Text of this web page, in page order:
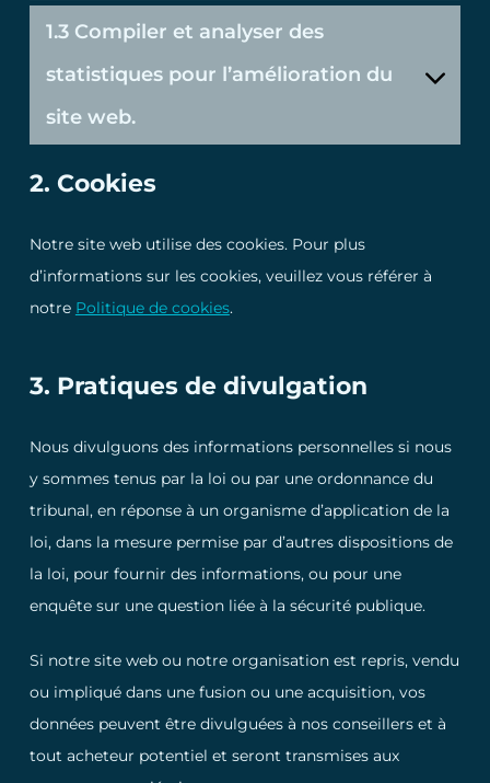
1.3 Compiler et analyser des
statistiques pour l’amélioration du
site web.
2. Cookies
Notre site web utilise des cookies. Pour plus
d’informations sur les cookies, veuillez vous référer à
notre Politique de cookies.
3. Pratiques de divulgation
Nous divulguons des informations personnelles si nous
y sommes tenus par la loi ou par une ordonnance du
tribunal, en réponse à un organisme d’application de la
loi, dans la mesure permise par d’autres dispositions de
la loi, pour fournir des informations, ou pour une
enquête sur une question liée à la sécurité publique.
Si notre site web ou notre organisation est repris, vendu
ou impliqué dans une fusion ou une acquisition, vos
données peuvent être divulguées à nos conseillers et à
tout acheteur potentiel et seront transmises aux